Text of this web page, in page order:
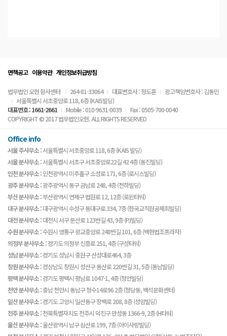
면책공고 이용약관 개인정보취급방침
법무법인 오현 형사센터 264-81-33064 대표변호사 : 정도훈
광고책임변호사 : 김동민
서울특별시 서초중앙로 118, 6층 (KAIS빌딩)
대표번호 : 1661-2661
Mobile : 010-9631-0039
Fax : 0505-700-0040
COPYRIGHT © 2017 법무법인오현. ALL RIGHTS RESERVED
Office info
서울 주사무소 :서울특별시 서초중앙로 118, 6층 (KAIS 빌딩)
서울 분사무소 :서울특별시 서초구 서초중앙로22길 42 4층 (동진빌딩)
인천 분사무소 :인천광역시 미추홀구 소성로 171, 6층 (로시스빌딩)
광주 분사무소 :광주광역시 동구 금남로 248, 4층 (천하빌딩)
부산 분사무소 :부산광역시 연제구 법원로 12, 12층 (로윈타워)
대구 분사무소 :대구광역시 수성구 동대구로 334, 7층 (한국교직원공제회빌딩)
대전 분사무소 :대전시 서구 둔산로 123번길 43, 9층 (PJ빌딩)
수원 분사무소 :수원시 영통구 광교중앙로 248번길 101, 6층 (백현법조프라자)
의정부 분사무소 :경기도 의정부 신흥로 251, 4층 (구성타워)
성남 분사무소 :경기도 성남시 중원구 산성대로464, 3층
창원 분사무소 :경상남도 창원시 성산구 동산로 220번길 31, 5층 (동남빌딩)
평택 분사무소 :경기도 평택시 평남로 1047-1, 4층 (청언빌딩)
천안 분사무소 :충남 천안시 동남구 청수14로96 2층 (청당동, 백석문화센터)
일산 분사무소 :경기도 고양시 일산동구 장백로 208, 8층 (성암빌딩)
전주 분사무소 :전북특별자치도 전주시 덕진구 만성동 1366-9, 2층 (H타워)
울산 분사무소 :울산광역시 남구 삼산로 199, 7층 (아이사랑빌딩)